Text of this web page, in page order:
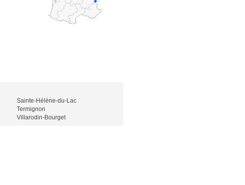
Sainte-Hélène-du-Lac
Termignon
Villarodin-Bourget